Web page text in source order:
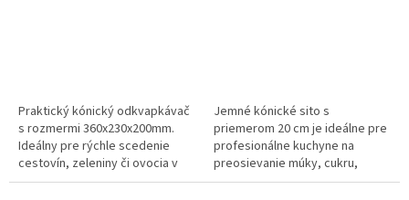
Praktický kónický odkvapkávač
s rozmermi 360x230x200mm.
Ideálny pre rýchle scedenie
cestovín, zeleniny či ovocia v
každej komerčnej kuchyni. Jeho
Jemné kónické sito s
priemerom 20 cm je ideálne pre
profesionálne kuchyne na
preosievanie múky, cukru,
kakaa alebo na scedenie